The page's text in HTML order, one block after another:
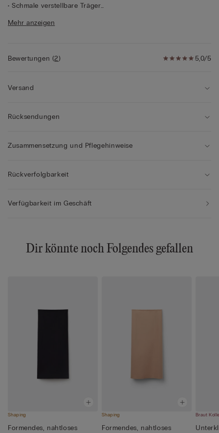
• Schmale verstellbare Träger
• Das Model ist 175 cm groß und trägt Größe 2 / S
Mehr anzeigen
5,0/5
Bewertungen (2)
Versand
Rücksendungen
Zusammensetzung und Pflegehinweise
Rückverfolgbarkeit
Verfügbarkeit im Geschäft
Dir könnte noch Folgendes gefallen
Shaping
Formendes, nahtloses
Shaping
Formendes, nahtloses
Braut